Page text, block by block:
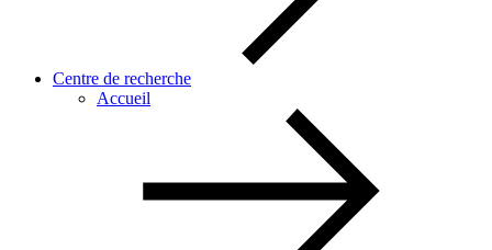
Centre de recherche
Accueil